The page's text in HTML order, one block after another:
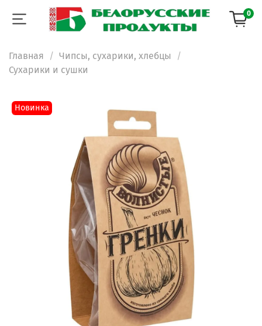
0
Главная
Чипсы, сухарики, хлебцы
Сухарики и сушки
Новинка